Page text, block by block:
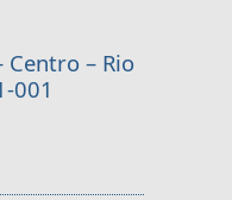
– Rio
001